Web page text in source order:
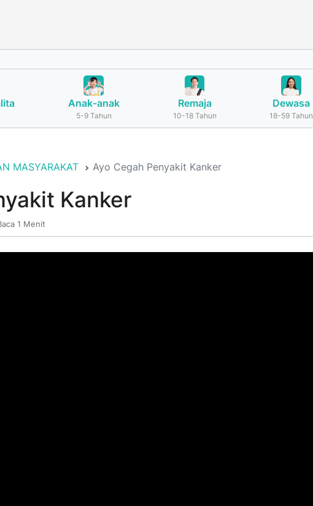
Anak-anak
5-9 Tahun
Remaja
10-18 Tahun
Dewasa
18-59 Tahun
MASYARAKAT Ayo Cegah Penyakit Kanker
Kanker
1 Menit